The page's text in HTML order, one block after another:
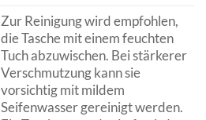
Zur Reinigung wird empfohlen,
die Tasche mit einem feuchten
Tuch abzuwischen. Bei stärkerer
Verschmutzung kann sie
vorsichtig mit mildem
Seifenwasser gereinigt werden.